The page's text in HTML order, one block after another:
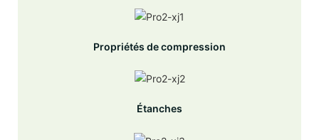
Propriétés de compression
Étanches